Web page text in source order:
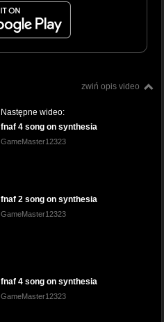
zwiń opis video
Następne wideo:
fnaf 4 song on synthesia
GameMaster12323
fnaf 2 song on synthesia
GameMaster12323
fnaf 4 song on synthesia
GameMaster12323